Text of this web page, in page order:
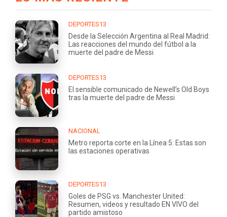
DEPORTES13
Desde la Selección Argentina al Real Madrid:
Las reacciones del mundo del fútbol a la
muerte del padre de Messi
DEPORTES13
El sensible comunicado de Newell’s Old Boys
tras la muerte del padre de Messi
NACIONAL
Metro reporta corte en la Línea 5: Estas son
las estaciones operativas
DEPORTES13
Goles de PSG vs. Manchester United:
Resumen, videos y resultado EN VIVO del
partido amistoso